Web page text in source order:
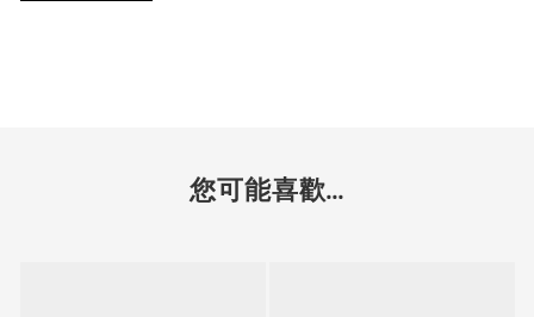
您可能喜歡...